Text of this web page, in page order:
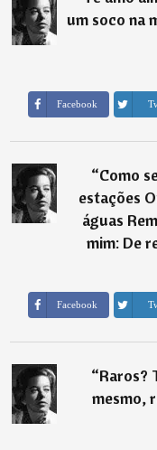
um soco na
Facebook
“Como
estações
águas
mim: De
Facebook
“Raros?
mesmo,